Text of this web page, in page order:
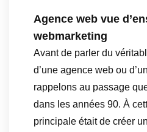
Agence web vue
webmarketing
Avant de parler du
d’une agence web ou
rappelons au passage
dans les années 90. À
principale était de créer